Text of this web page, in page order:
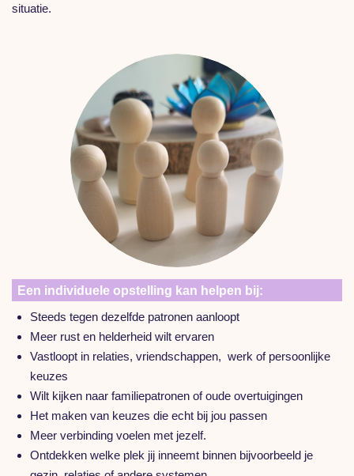
situatie.
Een individuele opstelling kan helpen bij:
Steeds tegen dezelfde patronen aanloopt
Meer rust en helderheid wilt ervaren
Vastloopt in relaties, vriendschappen, werk of persoonlijke
keuzes
Wilt kijken naar familiepatronen of oude overtuigingen
Het maken van keuzes die echt bij jou passen
Meer verbinding voelen met jezelf.
Ontdekken welke plek jij inneemt binnen bijvoorbeeld je